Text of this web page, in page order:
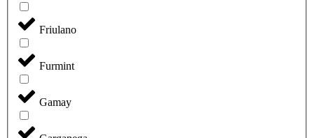
Friulano
Furmint
Gamay